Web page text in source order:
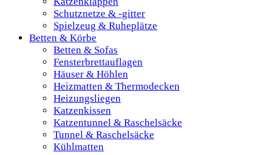
Schutznetze & -gitter
Spielzeug & Ruheplätze
Betten & Körbe
Betten & Sofas
Fensterbrettauflagen
Häuser & Höhlen
Heizmatten & Thermodecken
Heizungsliegen
Katzenkissen
Katzentunnel & Raschelsäcke
Tunnel & Raschelsäcke
Kühlmatten